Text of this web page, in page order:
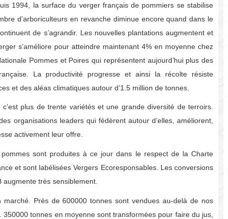
1994, la surface du verger français de pommiers se stabilise
d’arboriculteurs en revanche diminue encore quand dans le
de s’agrandir. Les nouvelles plantations augmentent et
s’améliore pour atteindre maintenant 4% en moyenne chez
Pommes et Poires qui représentent aujourd’hui plus des
La productivité progresse et ainsi la récolte résiste
et des aléas climatiques autour d’1.5 million de tonnes.
plus de trente variétés et une grande diversité de terroirs.
organisations leaders qui fédèrent autour d’elles, améliorent,
activement leur offre.
sont produites à ce jour dans le respect de la Charte
et sont labélisées Vergers Ecoresponsables. Les conversions
augmente très sensiblement.
Près de 600000 tonnes sont vendues au-delà de nos
tonnes en moyenne sont transformées pour faire du jus,